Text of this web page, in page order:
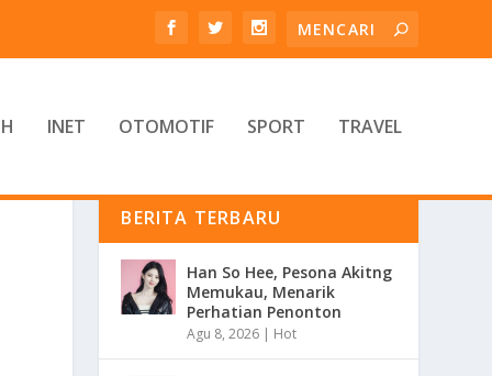
INET OTOMOTIF SPORT TRAVEL
BERITA TERBARU
Han So Hee, Pesona Akitng
Memukau, Menarik
Perhatian Penonton
Agu 8, 2026 | Hot